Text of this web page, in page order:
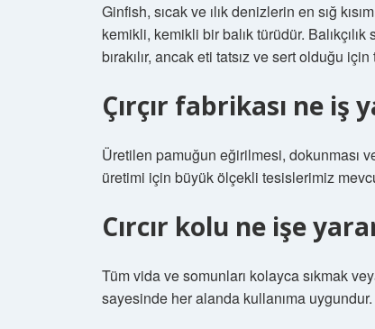
Ginfish, sıcak ve ılık denizlerin en sığ
kemikli, kemikli bir balık türüdür.
bırakılır, ancak eti tatsız ve sert olduğu
Çırçır fabrikası ne iş
Üretilen pamuğun eğirilmesi, dokunması
üretimi için büyük ölçekli tesislerimiz
Cırcır kolu ne işe
Tüm vida ve somunları kolayca sıkmak
sayesinde her alanda kullanıma uygundur.